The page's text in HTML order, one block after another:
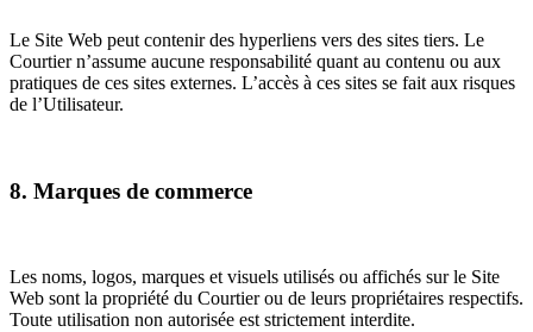
Le Site Web peut contenir des hyperliens vers des sites tiers. Le
Courtier n’assume aucune responsabilité quant au contenu ou aux
pratiques de ces sites externes. L’accès à ces sites se fait aux risques
de l’Utilisateur.
8. Marques de commerce
Les noms, logos, marques et visuels utilisés ou affichés sur le Site
Web sont la propriété du Courtier ou de leurs propriétaires respectifs.
Toute utilisation non autorisée est strictement interdite.